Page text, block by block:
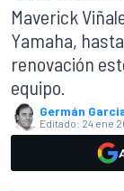
Maverick
Yamaha,
renovación
equipo.
Germán
Editado: 24 ene